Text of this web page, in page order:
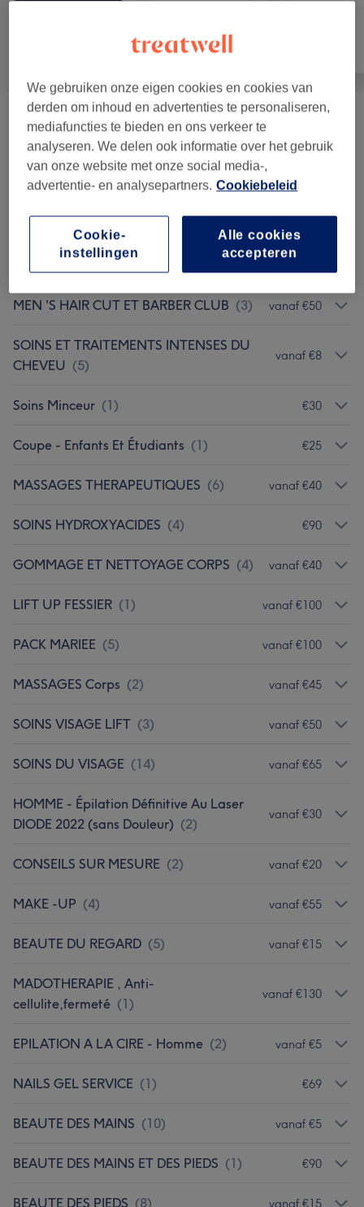
Haar
FORMATIONS 2026 (3) vanaf €390
WOMEN ' S HAIRCUT & STYLING (15)
FEMME- Épilation Définitive Au DIODE
2022 ( Sans Douleur )
vanaf €20
MEN 'S HAIR CUT ET BARBER CLUB (3) vanaf €50
SOINS ET TRAITEMENTS INTENSES DU
CHEVEU (5)
vanaf €8
Soins Minceur (1) €30
Coupe - Enfants Et Étudiants (1) €25
MASSAGES THERAPEUTIQUES (6) vanaf €40
SOINS HYDROXYACIDES (4) €90
GOMMAGE ET NETTOYAGE CORPS (4) vanaf €40
LIFT UP FESSIER (1) vanaf €100
PACK MARIEE (5) vanaf €100
MASSAGES Corps (2) vanaf €45
SOINS VISAGE LIFT (3) vanaf €50
SOINS DU VISAGE (14) vanaf €65
HOMME - Épilation Définitive Au Laser
DIODE 2022 (sans Douleur) (2)
vanaf €30
CONSEILS SUR MESURE (2) vanaf €20
MAKE -UP (4) vanaf €55
BEAUTE DU REGARD (5) vanaf €15
MADOTHERAPIE , Anti-
cellulite,fermeté (1)
vanaf €130
EPILATION A LA CIRE - Homme (2) vanaf €5
NAILS GEL SERVICE (1) €69
BEAUTE DES MAINS (10) vanaf €5
BEAUTE DES MAINS ET DES PIEDS (1) €90
BEAUTE DES PIEDS (8) vanaf €15
We gebruiken onze eigen cookies en cookies van
derden om inhoud en advertenties te personaliseren,
mediafuncties te bieden en ons verkeer te
analyseren. We delen ook informatie over het gebruik
van onze website met onze social media-,
advertentie- en analysepartners. Cookiebeleid
Alle cookies
accepteren
Cookie-
instellingen